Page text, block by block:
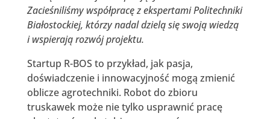
Zacieśniliśmy współpracę z ekspertami Politechniki
Białostockiej, którzy nadal dzielą się swoją wiedzą
i wspierają rozwój projektu.
Startup R-BOS to przykład, jak pasja,
doświadczenie i innowacyjność mogą zmienić
oblicze agrotechniki. Robot do zbioru
truskawek może nie tylko usprawnić pracę